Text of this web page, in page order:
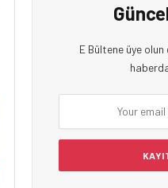
E Bültene üye